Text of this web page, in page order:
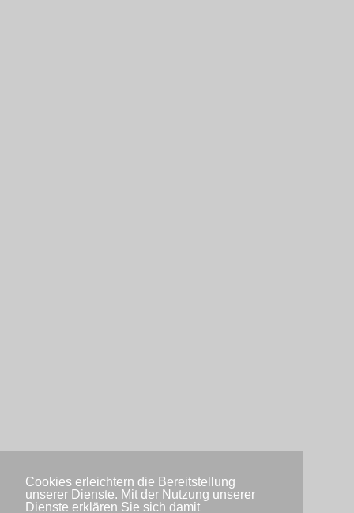
Cookies erleichtern die Bereitstellung
unserer Dienste. Mit der Nutzung unserer
Dienste erklären Sie sich damit